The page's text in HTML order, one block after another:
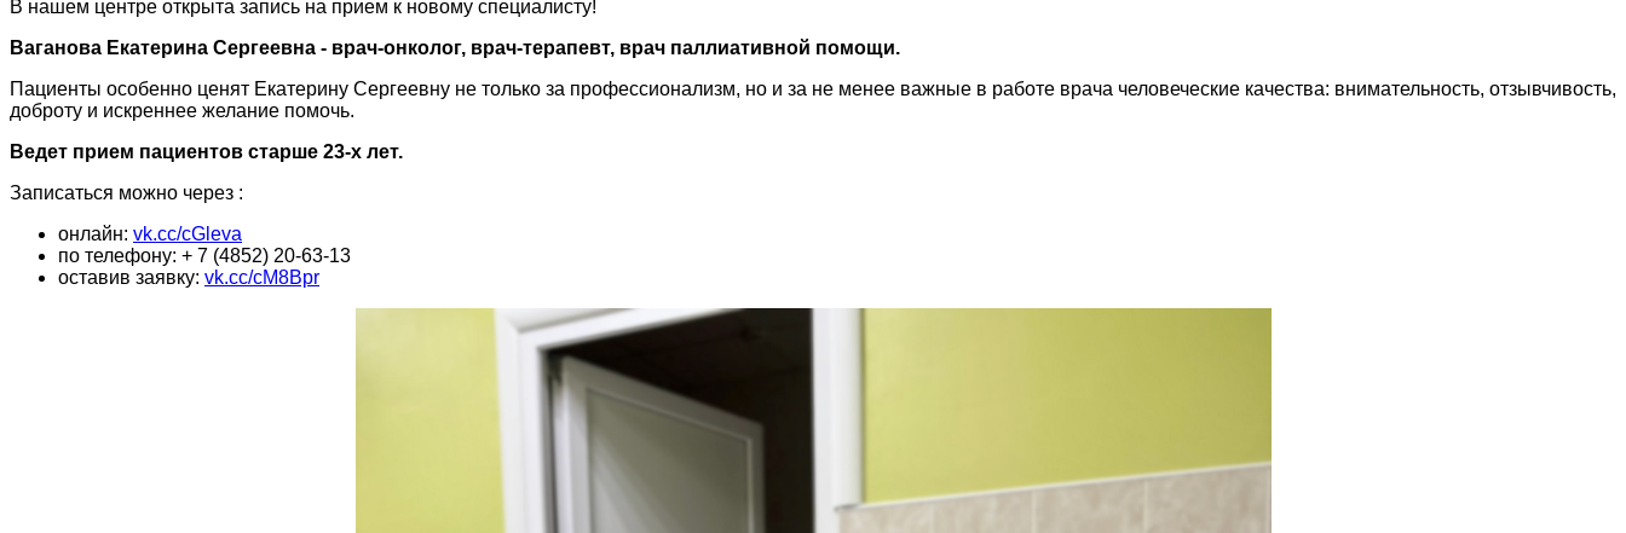
В нашем центре открыта запись на прием к новому специалисту!
Ваганова Екатерина Сергеевна - врач-онколог, врач-терапевт, врач паллиативной помощи.
Пациенты особенно ценят Екатерину Сергеевну не только за профессионализм, но и за не менее важные в работе врача человеческие качества: внимательность, отзывчивость,
доброту и искреннее желание помочь.
Ведет прием пациентов старше 23-х лет.
Записаться можно через :
онлайн: vk.cc/cGleva
по телефону: + 7 (4852) 20-63-13
оставив заявку: vk.cc/cM8Bpr